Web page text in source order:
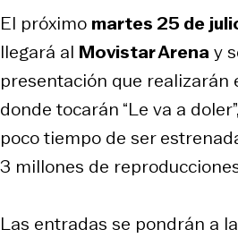
El próximo martes 25 de
llegará al Movistar Arenay
presentación que realizarán
donde tocarán “Le va a
poco tiempo de ser
3 millones de
Las entradas se pondrán a